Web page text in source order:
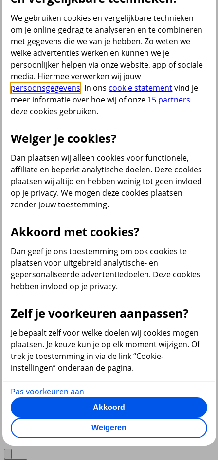
Inboedelverzekering
Opstalverzekering
Overlijdensrisicoverzekering
Reisverzekering
Rechtsbijstandverzekering
Scooterverzekering
Woonverzekering
Alle verzekeringen
Bekijk ook
Car insurance Netherlands
WA Autoverzekering
Bakfiets verzekeren
Collectiviteitskorting
Schade melden
Wijzigen uitvaartverzekering
Verzekering aanpassen
terug
Beleggen
Beleggingsrekening
Extra Pensioen Opbouw
Bekijk ook
Beleggen
Starten met beleggen
Beleggen voor beginners
Pensioen beleggen
Beleggen voor mijn kind
Doelbeleggen
Rendement berekenen
Beleggingsfonds update
Verantwoord beleggen
Beleggen met onze app
Sparen of beleggen
We gebruiken cookies en vergelijkbare technieken
om je online gedrag te analyseren en te combineren
met gegevens die we van je hebben. Zo weten we
welke advertenties werken en kunnen we je
persoonlijker helpen via onze website, app of sociale
media. Hiermee verwerken wij jouw
persoonsgegevens . In ons cookie statementvind je
meer informatie over hoe wij of onze 15 partners
deze cookies gebruiken.
Weiger je cookies?
Dan plaatsen wij alleen cookies voor functionele,
affiliate en beperkt analytische doelen. Deze cookies
plaatsen wij altijd en hebben weinig tot geen invloed
op je privacy. We mogen deze cookies plaatsen
zonder jouw toestemming.
Akkoord met cookies?
Dan geef je ons toestemming om ook cookies te
plaatsen voor uitgebreid analytische- en
gepersonaliseerde advertentiedoelen. Deze cookies
hebben invloed op je privacy.
Zelf je voorkeuren aanpassen?
Je bepaalt zelf voor welke doelen wij cookies mogen
plaatsen. Je keuze kun je op elk moment wijzigen. Of
trek je toestemming in via de link “Cookie-
instellingen” onderaan de pagina.
Pas voorkeuren aan
Akkoord
Weigeren